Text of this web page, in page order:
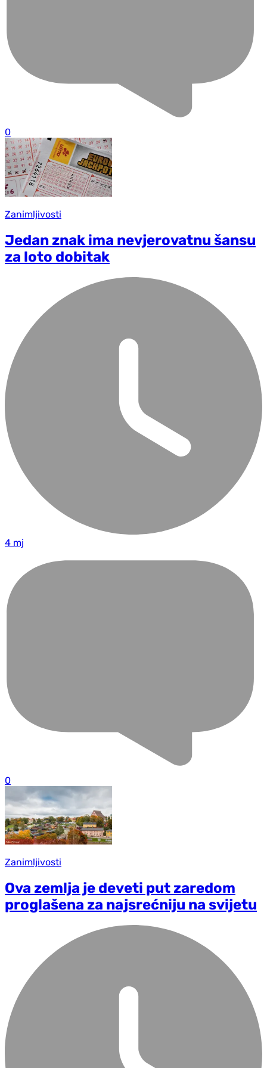
0
Zanimljivosti
Jedan znak ima nevjerovatnu šansu
za loto dobitak
4 mj
0
Zanimljivosti
Ova zemlja je deveti put zaredom
proglašena za najsrećniju na svijetu